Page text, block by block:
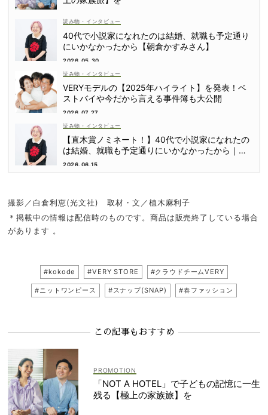
読み物・インタビュー
40代で小説家になれたのは結婚、就職も予定通り
にいかなかったから【朝倉かすみさん】
2026.05.30
読み物・インタビュー
VERYモデルの【2025年ハイライト】を発表！ベ
ストバイや今だから言える事件簿も大公開
2026.07.27
読み物・インタビュー
【直木賞ノミネート！】40代で小説家になれたの
は結婚、就職も予定通りにいかなかったから｜朝
倉かすみさん
2026.06.15
撮影／白倉利恵(光文社) 取材・文／植木麻利子
＊掲載中の情報は配信時のものです。商品は販売終了している場合
があります 。
#kokode #VERY STORE #クラウドチームVERY
#ニットワンピース #スナップ(SNAP) #春ファッション
この記事もおすすめ
「NOT A HOTEL」で子どもの記憶に一生
残る【極上の家族旅】を